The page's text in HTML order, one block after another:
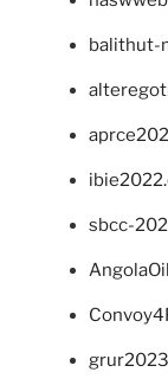
balithut-
sbcc-